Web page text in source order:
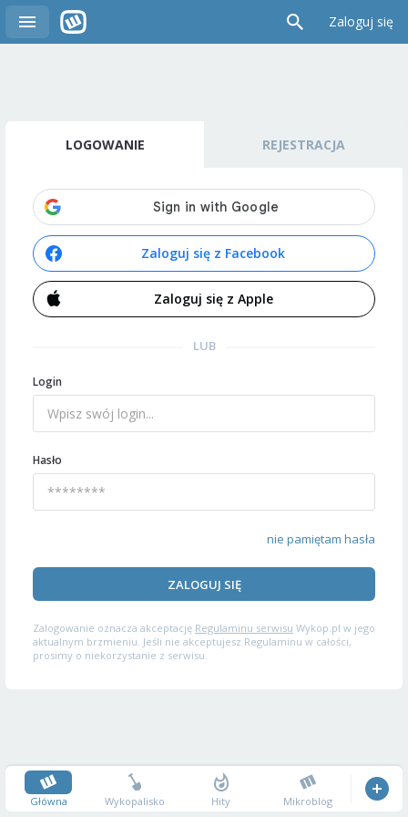
Zaloguj się
LOGOWANIE REJESTRACJA
Zaloguj się z Facebook
Zaloguj się z Apple
LUB
Login
Hasło
nie pamiętam hasła
ZALOGUJ SIĘ
Zalogowanie oznacza akceptację Regulaminu serwisu Wykop.pl w jego
aktualnym brzmieniu. Jeśli nie akceptujesz Regulaminu w całości,
prosimy o niekorzystanie z serwisu.
Główna Wykopalisko Hity Mikroblog